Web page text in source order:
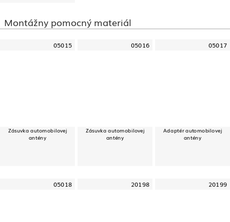
Montážny pomocný materiál
05015
Zásuvka automobilovej
antény
05016
Zásuvka automobilovej
antény
05017
Adaptér automobilovej
antény
05018 20198 20199